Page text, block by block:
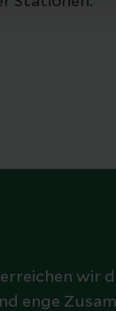
wir
enge